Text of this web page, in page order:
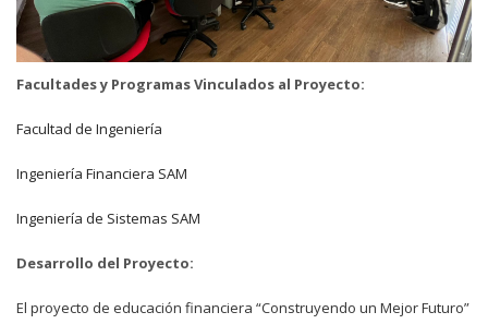
Facultades y Programas Vinculados al Proyecto:
Facultad de Ingeniería
Ingeniería Financiera SAM
Ingeniería de Sistemas SAM
Desarrollo del Proyecto:
El proyecto de educación financiera “Construyendo un Mejor Futuro”